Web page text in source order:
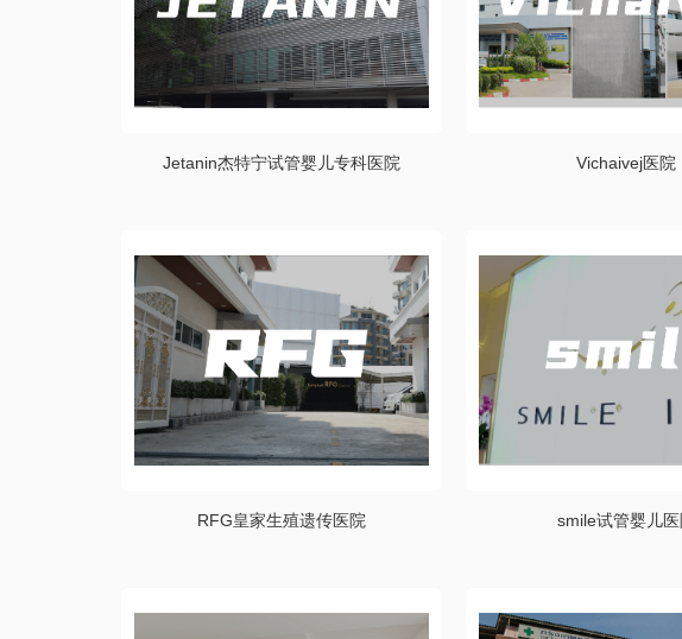
Jetanin杰特宁试管婴儿专科医院 Vichaivej医院
RFG皇家生殖遗传医院 smile试管婴儿医